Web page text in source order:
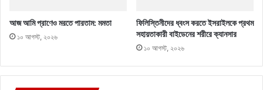
আজ আমি প্রাণেও মরতে পারতাম: মমতা
১০ আগস্ট, ২০২৬
ফিলিস্তিনীদের ধ্বংস করতে ইসরাইলকে প্রথম
সহায়তাকারী বাইডেনের শরীরে ক্যানসার
১০ আগস্ট, ২০২৬